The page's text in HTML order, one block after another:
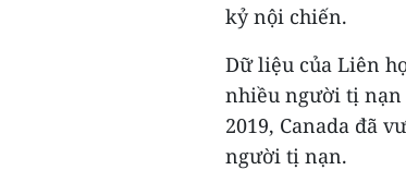
kỷ nội chiến.
Dữ liệu của Liên
nhiều người tị nạn
2019, Canada đã
người tị nạn.